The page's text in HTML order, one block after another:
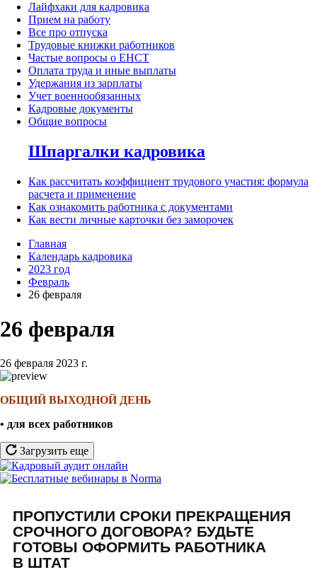
Лайфхаки для кадровика
Прием на работу
Все про отпуска
Трудовые книжки работников
Частые вопросы о ЕНСТ
Оплата труда и иные выплаты
Удержания из зарплаты
Учет военнообязанных
Кадровые документы
Общие вопросы
Шпаргалки кадровика
Как рассчитать коэффициент трудового участия: формула
расчета и применение
Как ознакомить работника с документами
Как вести личные карточки без заморочек
Главная
Календарь кадровика
2023 год
Февраль
26 февраля
26 февраля
26 февраля 2023 г.
ОБЩИЙ ВЫХОДНОЙ ДЕНЬ
• для всех работников
Загрузить еще
ПРОПУСТИЛИ СРОКИ ПРЕКРАЩЕНИЯ
СРОЧНОГО ДОГОВОРА? БУДЬТЕ
ГОТОВЫ ОФОРМИТЬ РАБОТНИКА
В ШТАТ